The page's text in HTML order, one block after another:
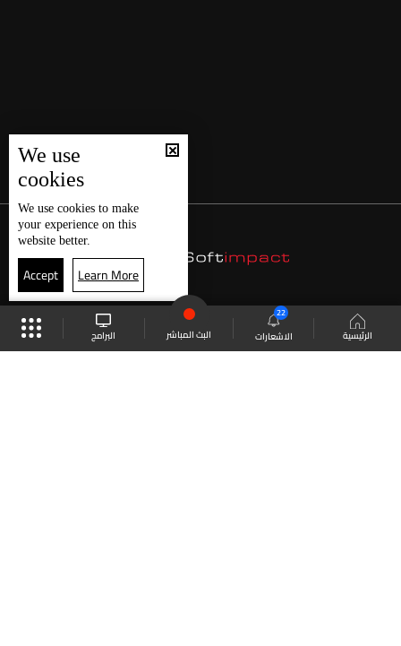
الرئيسية الاشعارات
22
البث المباشر البرامج
We use
cookies
We use cookies to make
your experience on this
website better.
Accept Learn More
موقع البرامج الجدول البث المباشر